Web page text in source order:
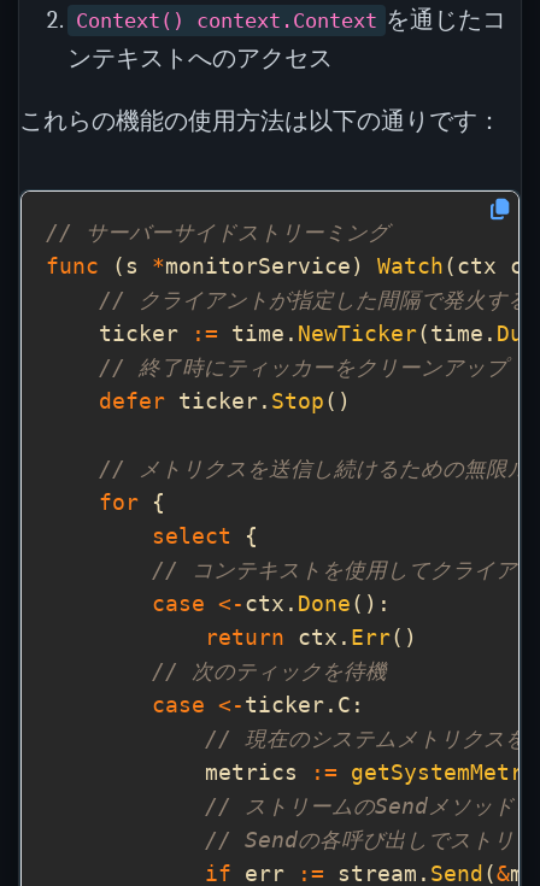
Context() context.Context を通じたコ
ンテキストへのアクセス
これらの機能の使用方法は以下の通りです：
// サーバーサイドストリーミング
func (s *monitorService) Watch (ctx
// クライアントが指定した間隔で発火する
    ticker
:= time. NewTicker(time.
// 終了時にティッカーをクリーンアップ
defer ticker. Stop
// メトリクスを送信し続けるための無限ル
for
select
// コンテキストを使用してクライア
case <- ctx. Done
return ctx. Err
// 次のティックを待機
case <-
// 現在のシステムメトリクスを
            metrics
:=
// ストリームのSendメソッドを
// Sendの各呼び出しでストリー
if err := stream. Send ( &